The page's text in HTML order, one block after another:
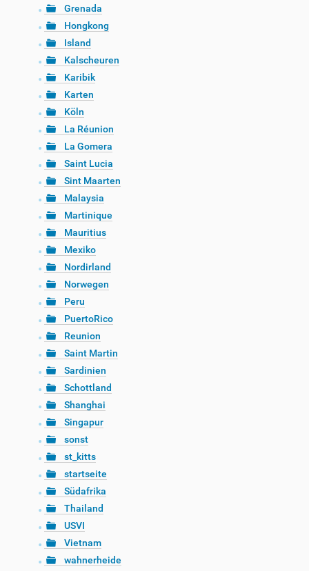
Grenada
Hongkong
Island
Kalscheuren
Karibik
Karten
Köln
La Réunion
La Gomera
Saint Lucia
Sint Maarten
Malaysia
Martinique
Mauritius
Mexiko
Nordirland
Norwegen
Peru
PuertoRico
Reunion
Saint Martin
Sardinien
Schottland
Shanghai
Singapur
sonst
st_kitts
startseite
Südafrika
Thailand
USVI
Vietnam
wahnerheide